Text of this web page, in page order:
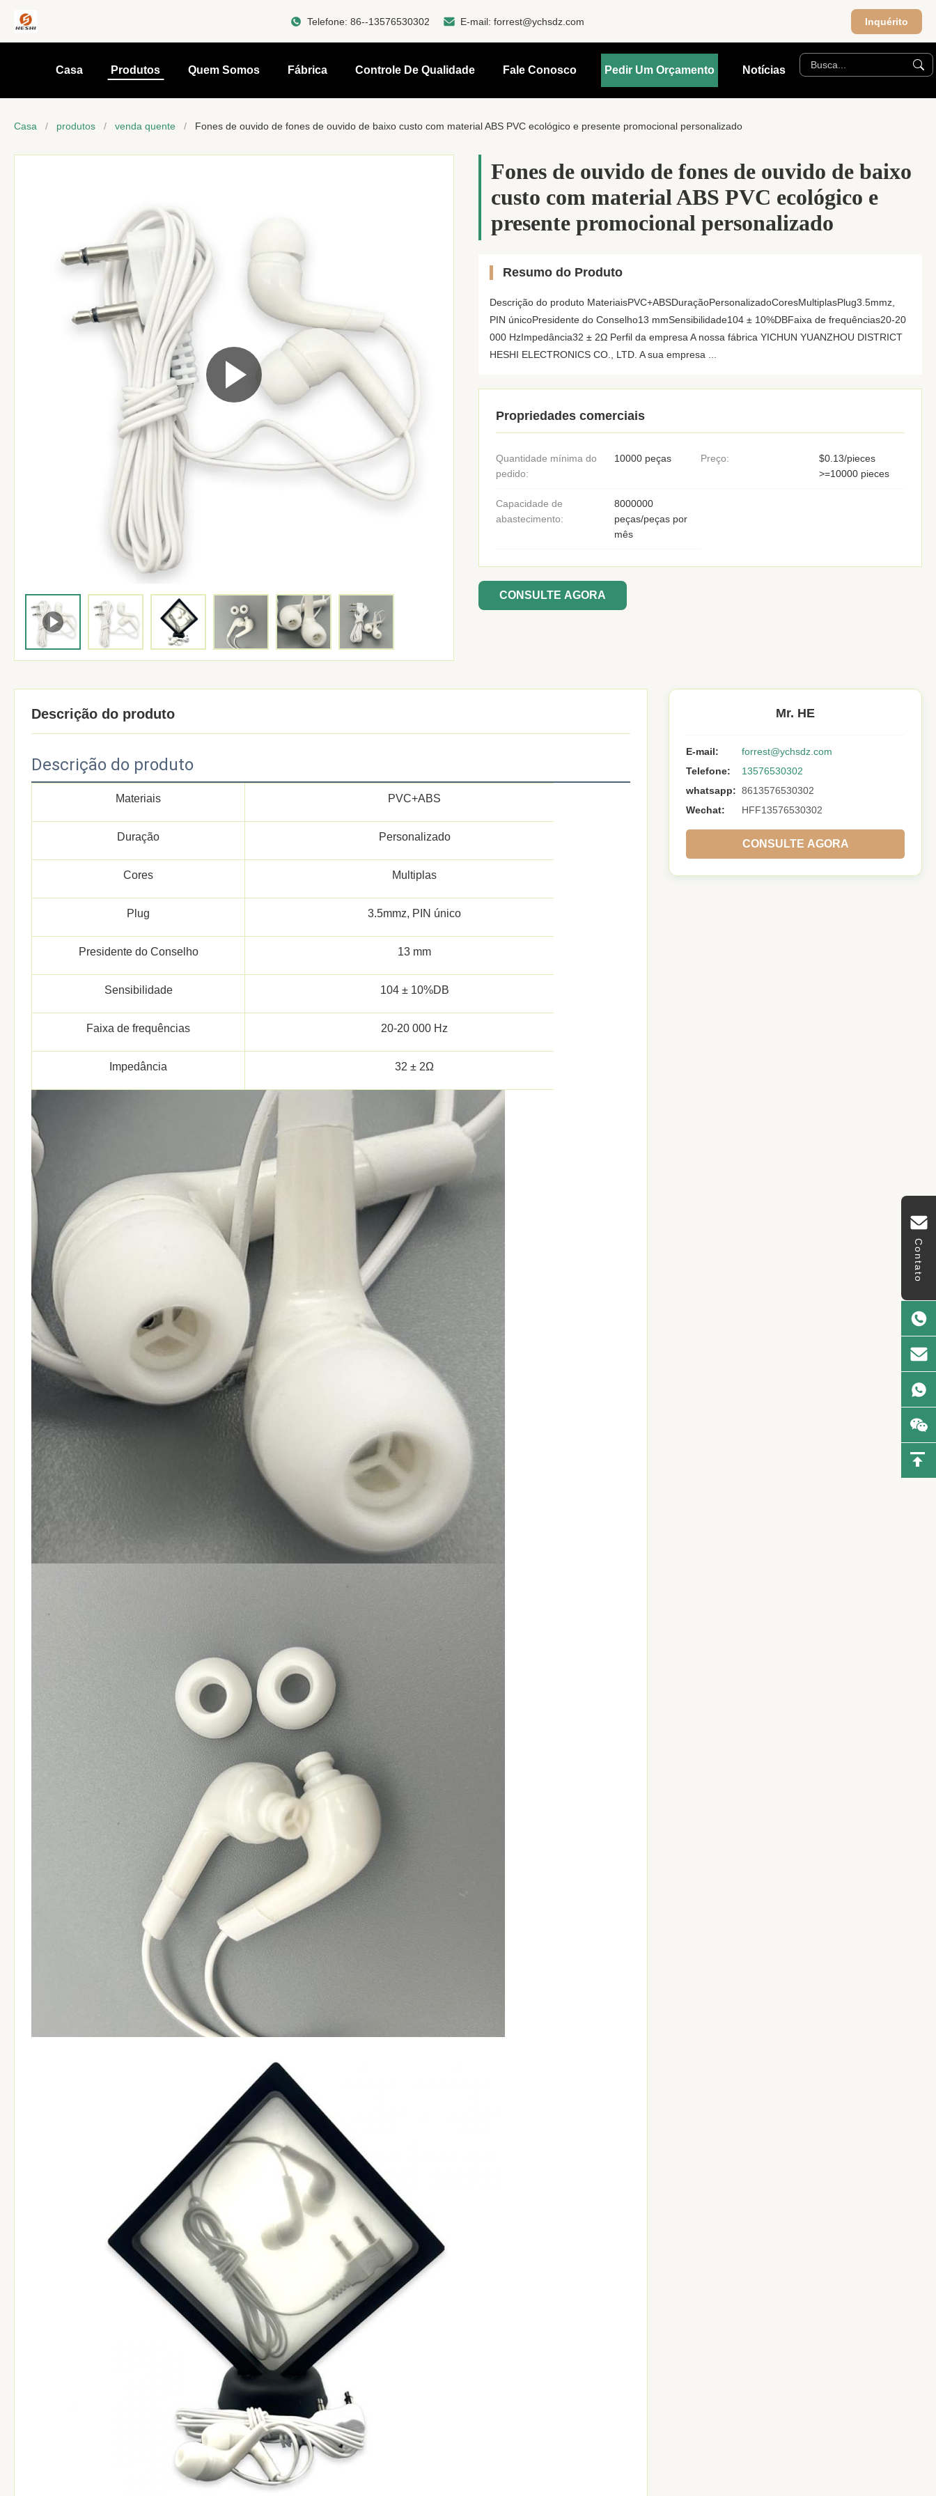
Telefone: 86--13576530302 E-mail: forrest@ychsdz.com Inquérito
Casa Produtos Quem Somos Fábrica Controle De Qualidade Fale Conosco Pedir Um Orçamento Notícias
Contato
Casa / produtos / venda quente / Fones de ouvido de fones de ouvido de baixo custo com material ABS PVC ecológico e presente promocional personalizado
Fones de ouvido de fones de ouvido de baixo
custo com material ABS PVC ecológico e
presente promocional personalizado
Resumo do Produto
Descrição do produto MateriaisPVC+ABSDuraçãoPersonalizadoCoresMultiplasPlug3.5mmz,
PIN únicoPresidente do Conselho13 mmSensibilidade104 ± 10%DBFaixa de frequências20-20
000 HzImpedância32 ± 2Ω Perfil da empresa A nossa fábrica YICHUN YUANZHOU DISTRICT
HESHI ELECTRONICS CO., LTD. A sua empresa ...
Propriedades comerciais
Quantidade mínima do
pedido:
10000 peças Preço:
$0.13/pieces
>=10000 pieces
Capacidade de
abastecimento:
8000000
peças/peças por
mês
CONSULTE AGORA
Descrição do produto
Descrição do produto
Materiais PVC+ABS
Duração Personalizado
Cores Multiplas
Plug 3.5mmz, PIN único
Presidente do Conselho 13 mm
Sensibilidade 104 ± 10%DB
Faixa de frequências 20-20 000 Hz
Impedância 32 ± 2Ω
Mr. HE
E-mail:
forrest@ychsdz.com
Telefone:
13576530302
whatsapp: 8613576530302
Wechat:
HFF13576530302
CONSULTE AGORA